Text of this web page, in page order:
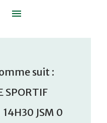
suit :
SPORTIF
JSM 0